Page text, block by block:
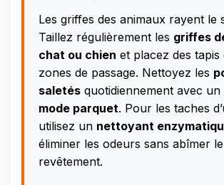
Les griffes des animaux rayent le
Taillez régulièrement les griffes
chat ou chien et placez des tapis
zones de passage. Nettoyez les
saletés quotidiennement avec
mode parquet. Pour les taches
utilisez un nettoyant
éliminer les odeurs sans abîmer le
revêtement.